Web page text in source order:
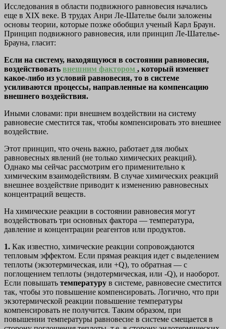
Исследования в области подвижного равновесия начались
еще в XIX веке. В трудах Анри Ле-Шателье были заложены
основы теории, которые позже обобщил ученый Карл Браун.
Принцип подвижного равновесия, или принцип Ле-Шателье-
Брауна, гласит:
Если на систему, находящуюся в состоянии равновесия,
воздействовать внешним фактором , который изменяет
какое-либо из условий равновесия, то в системе
усиливаются процессы, направленные на компенсацию
внешнего воздействия.
Иными словами: при внешнем воздействии на систему
равновесие сместится так, чтобы компенсировать это внешнее
воздействие.
Этот принцип, что очень важно, работает для любых
равновесных явлений (не только химических реакций).
Однако мы сейчас рассмотрим его применительно к
химическим взаимодействиям. В случае химических реакций
внешнее воздействие приводит к изменению равновесных
концентраций веществ.
На химические реакции в состоянии равновесия могут
воздействовать три основных фактора — температура,
давление и концентрации реагентов или продуктов.
1. Как известно, химические реакции сопровождаются
тепловым эффектом. Если прямая реакция идет с выделением
теплоты (экзотермическая, или +Q), то обратная — с
поглощением теплоты (эндотермическая, или -Q), и наоборот.
Если повышать температуру в системе, равновесие сместится
так, чтобы это повышение компенсировать. Логично, что при
экзотермической реакции повышение температуры
компенсировать не получится. Таким образом, при
повышении температуры равновесие в системе смещается в